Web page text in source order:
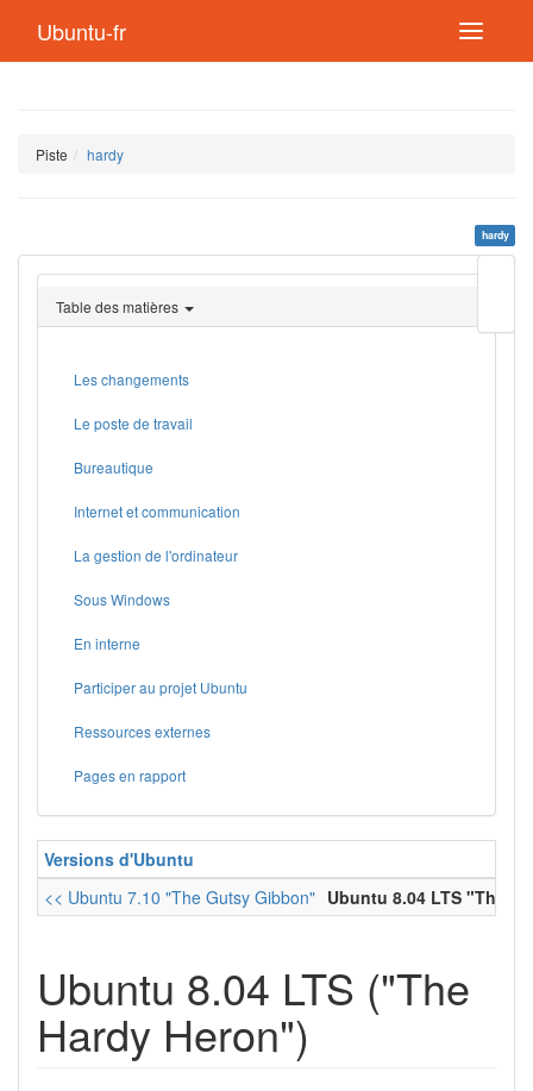
Ubuntu-fr
Piste hardy
hardy
page
Table des matières
Les changements
Le poste de travail
Bureautique
Internet et communication
La gestion de l'ordinateur
Sous Windows
En interne
Participer au projet Ubuntu
Ressources externes
Pages en rapport
Versions d'Ubuntu
<< Ubuntu 7.10 "The Gutsy Gibbon" Ubuntu 8.04 LTS "The
Ubuntu 8.04 LTS ("The
Hardy Heron")